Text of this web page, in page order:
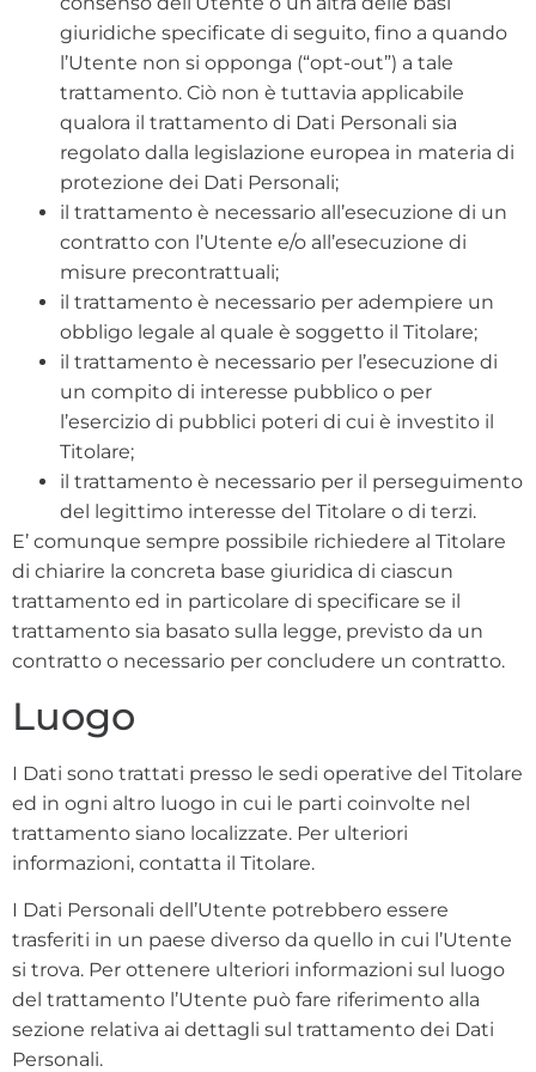
giuridiche specificate di seguito, fino a quando
l’Utente non si opponga (“opt-out”) a tale
trattamento. Ciò non è tuttavia applicabile
qualora il trattamento di Dati Personali sia
regolato dalla legislazione europea in materia di
protezione dei Dati Personali;
il trattamento è necessario all’esecuzione di un
contratto con l’Utente e/o all’esecuzione di
misure precontrattuali;
il trattamento è necessario per adempiere un
obbligo legale al quale è soggetto il Titolare;
il trattamento è necessario per l’esecuzione di
un compito di interesse pubblico o per
l’esercizio di pubblici poteri di cui è investito il
Titolare;
il trattamento è necessario per il perseguimento
del legittimo interesse del Titolare o di terzi.
E’ comunque sempre possibile richiedere al Titolare
di chiarire la concreta base giuridica di ciascun
trattamento ed in particolare di specificare se il
trattamento sia basato sulla legge, previsto da un
contratto o necessario per concludere un contratto.
Luogo
I Dati sono trattati presso le sedi operative del Titolare
ed in ogni altro luogo in cui le parti coinvolte nel
trattamento siano localizzate. Per ulteriori
informazioni, contatta il Titolare.
I Dati Personali dell’Utente potrebbero essere
trasferiti in un paese diverso da quello in cui l’Utente
si trova. Per ottenere ulteriori informazioni sul luogo
del trattamento l’Utente può fare riferimento alla
sezione relativa ai dettagli sul trattamento dei Dati
Personali.